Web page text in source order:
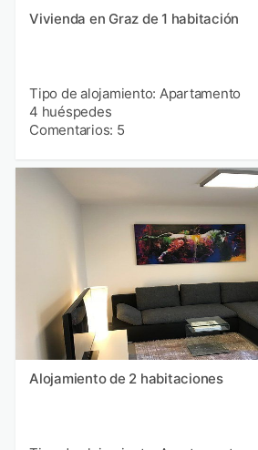
Vivienda en Graz de 1 habitación
Tipo de alojamiento: Apartamento
4 huéspedes
Comentarios: 5
Alojamiento de 2 habitaciones